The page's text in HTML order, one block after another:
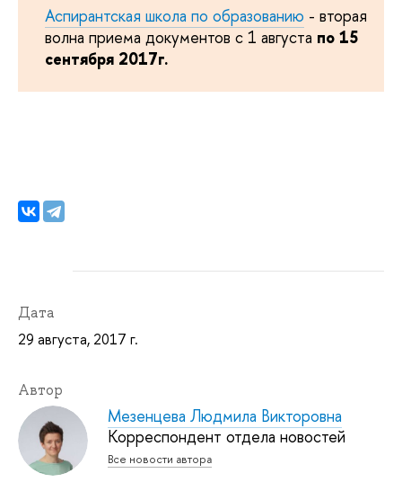
Аспирантская школа по образованию - вторая
волна приема документов с 1 августа по 15
сентября 2017г.
Дата
29 августа, 2017 г.
Автор
Мезенцева Людмила Викторовна
Корреспондент отдела новостей
Все новости автора